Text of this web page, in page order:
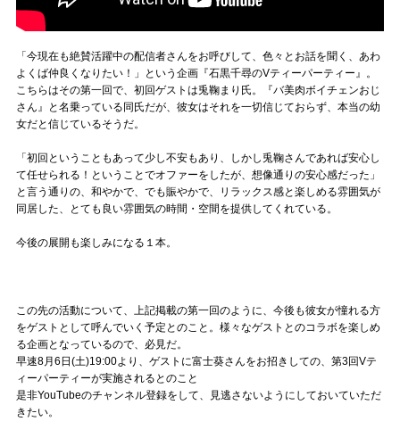
「今現在も絶賛活躍中の配信者さんをお呼びして、色々とお話を聞く、あわ
よくば仲良くなりたい！」という企画『石黒千尋のVティーパーティー』。
こちらはその第一回で、初回ゲストは兎鞠まり氏。『バ美肉ボイチェンおじ
さん』と名乗っている同氏だが、彼女はそれを一切信じておらず、本当の幼
女だと信じているそうだ。
「初回ということもあって少し不安もあり、しかし兎鞠さんであれば安心し
て任せられる！ということでオファーをしたが、想像通りの安心感だった」
と言う通りの、和やかで、でも賑やかで、リラックス感と楽しめる雰囲気が
同居した、とても良い雰囲気の時間・空間を提供してくれている。
今後の展開も楽しみになる１本。
この先の活動について、上記掲載の第一回のように、今後も彼女が憧れる方
をゲストとして呼んでいく予定とのこと。様々なゲストとのコラボを楽しめ
る企画となっているので、必見だ。
早速8月6日(土)19:00より、ゲストに富士葵さんをお招きしての、第3回Vテ
ィーパーティーが実施されるとのこと
是非YouTubeのチャンネル登録をして、見逃さないようにしておいていただ
きたい。